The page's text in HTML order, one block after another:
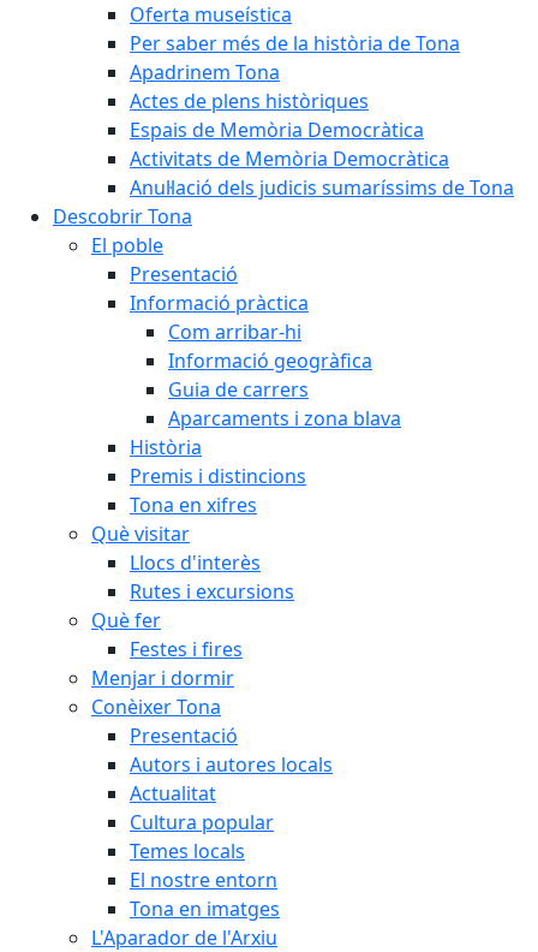
Oferta museística
Per saber més de la història de Tona
Apadrinem Tona
Actes de plens històriques
Espais de Memòria Democràtica
Activitats de Memòria Democràtica
Anul·lació dels judicis sumaríssims de Tona
Descobrir Tona
El poble
Presentació
Informació pràctica
Com arribar-hi
Informació geogràfica
Guia de carrers
Aparcaments i zona blava
Història
Premis i distincions
Tona en xifres
Què visitar
Llocs d'interès
Rutes i excursions
Què fer
Festes i fires
Menjar i dormir
Conèixer Tona
Presentació
Autors i autores locals
Actualitat
Cultura popular
Temes locals
El nostre entorn
Tona en imatges
L'Aparador de l'Arxiu